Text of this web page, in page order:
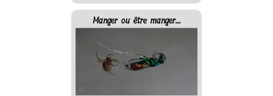
Manger ou être manger...